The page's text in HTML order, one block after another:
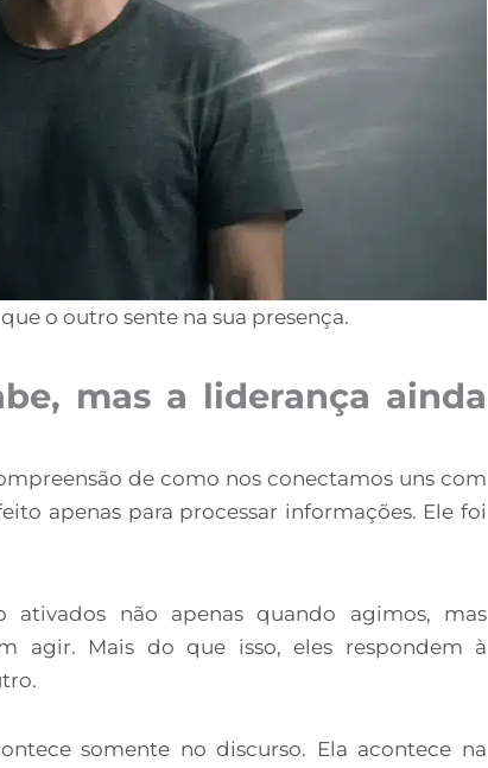
o outro sente na sua presença.
mas a liderança ainda
de como nos conectamos uns com
apenas para processar informações. Ele foi
ativados não apenas quando agimos, mas
agir. Mais do que isso, eles respondem à
somente no discurso. Ela acontece na